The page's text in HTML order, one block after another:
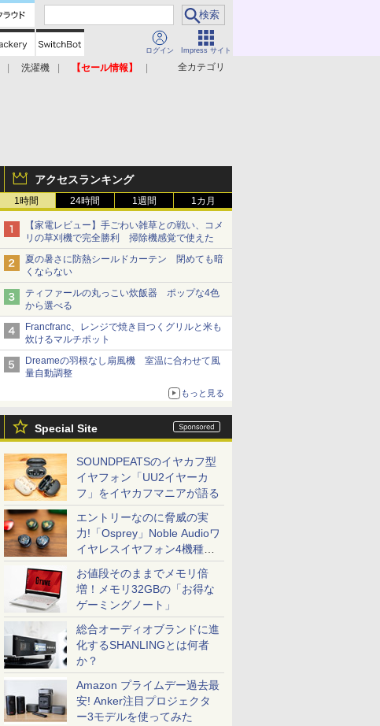
ログイン Impress サイト
全カテゴリ
洗濯機
【セール情報】
アクセスランキング
1時間 24時間 1週間 1カ月
【家電レビュー】手ごわい雑草との戦い、コメ
リの草刈機で完全勝利 掃除機感覚で使えた
夏の暑さに防熱シールドカーテン 閉めても暗
くならない
ティファールの丸っこい炊飯器 ポップな4色
から選べる
Francfranc、レンジで焼き目つくグリルと米も
炊けるマルチポット
Dreameの羽根なし扇風機 室温に合わせて風
量自動調整
もっと見る
Special Site
SOUNDPEATSのイヤカフ型
イヤフォン「UU2イヤーカ
フ」をイヤカフマニアが語る
エントリーなのに脅威の実
力!「Osprey」Noble Audioワ
イヤレスイヤフォン4機種を
一気に聴く
お値段そのままでメモリ倍
増！メモリ32GBの「お得な
ゲーミングノート」
総合オーディオブランドに進
化するSHANLINGとは何者
か？
Amazon プライムデー過去最
安! Anker注目プロジェクタ
ー3モデルを使ってみた